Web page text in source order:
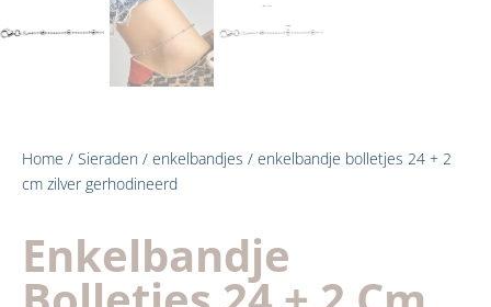
Home / Sieraden / enkelbandjes / enkelbandje bolletjes 24 + 2
cm zilver gerhodineerd
Enkelbandje